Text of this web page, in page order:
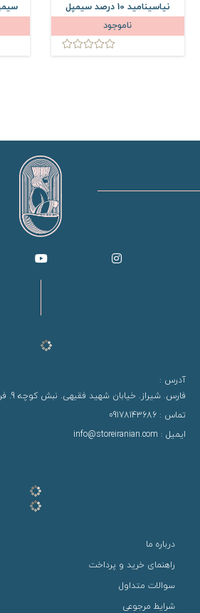
نیاسینامید 10 درصد سیمپل
ناموجود
آدرس :
فارس. شیراز. خیابان شهید فقیهی. نبش کوچه 9. فروشگاه استور ایرانیان
تماس : 09178143686
ایمیل : info@storeiranian.com
درباره ما
راهنمای خرید و پرداخت
سوالات متداول
شرایط مرجوعی